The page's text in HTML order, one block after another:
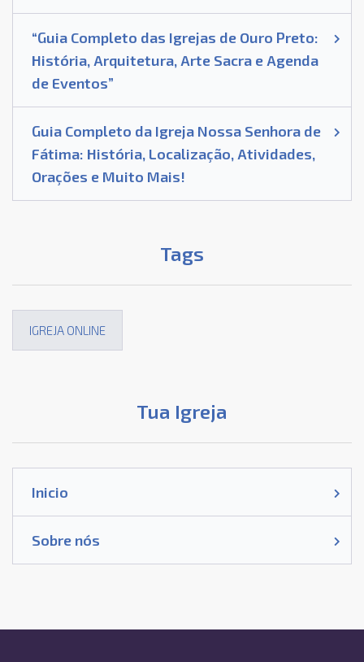
“Guia Completo das Igrejas de Ouro Preto:
História, Arquitetura, Arte Sacra e Agenda
de Eventos”
Guia Completo da Igreja Nossa Senhora de
Fátima: História, Localização, Atividades,
Orações e Muito Mais!
Tags
IGREJA ONLINE
Tua Igreja
Inicio
Sobre nós